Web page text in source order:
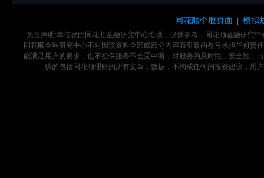
同花顺个股页面 模拟
免责声明:本信息由同花顺金融研究中心提供，仅供参考，同花顺金融研究
同花顺金融研究中心不对因该资料全部或部分内容而引致的盈亏承担任何
能满足用户的要求，也不担保服务不会受中断，对服务的及时性，安全性，
供的包括同花顺理财的所有文章，数据，不构成任何的投资建议，用